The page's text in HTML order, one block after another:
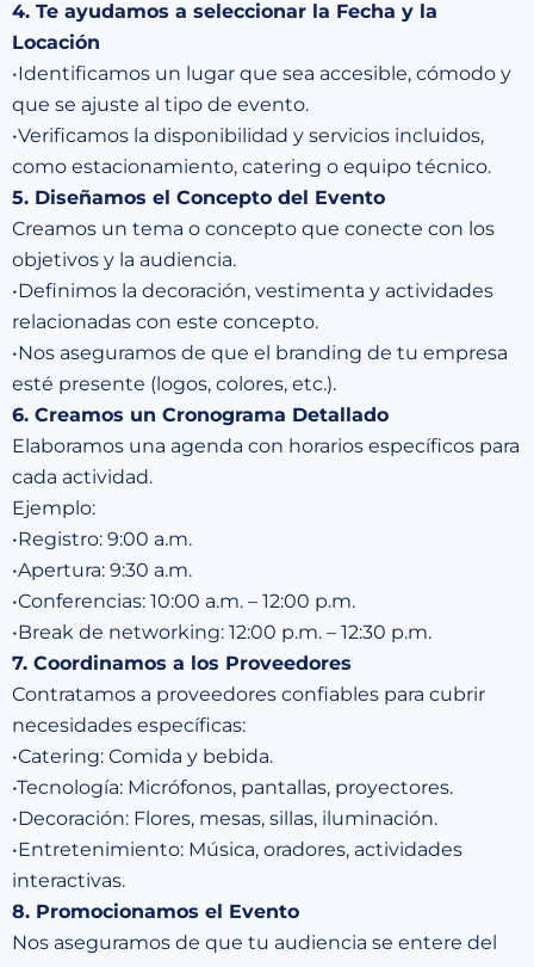
4. Te ayudamos a seleccionar la Fecha y la
Locación
•Identificamos un lugar que sea accesible, cómodo y
que se ajuste al tipo de evento.
•Verificamos la disponibilidad y servicios incluidos,
como estacionamiento, catering o equipo técnico.
5. Diseñamos el Concepto del Evento
Creamos un tema o concepto que conecte con los
objetivos y la audiencia.
•Definimos la decoración, vestimenta y actividades
relacionadas con este concepto.
•Nos aseguramos de que el branding de tu empresa
esté presente (logos, colores, etc.).
6. Creamos un Cronograma Detallado
Elaboramos una agenda con horarios específicos para
cada actividad.
Ejemplo:
•Registro: 9:00 a.m.
•Apertura: 9:30 a.m.
•Conferencias: 10:00 a.m. – 12:00 p.m.
•Break de networking: 12:00 p.m. – 12:30 p.m.
7. Coordinamos a los Proveedores
Contratamos a proveedores confiables para cubrir
necesidades específicas:
•Catering: Comida y bebida.
•Tecnología: Micrófonos, pantallas, proyectores.
•Decoración: Flores, mesas, sillas, iluminación.
•Entretenimiento: Música, oradores, actividades
interactivas.
8. Promocionamos el Evento
Nos aseguramos de que tu audiencia se entere del